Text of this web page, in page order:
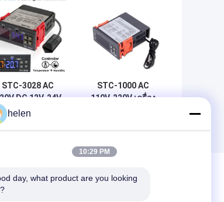
STC-3028 AC
DC 12V-24V
ดิจิทัลควบคุม
วามชื้น อุปกรณ์
STC-1000 AC
110V-220V เครื่อง
อร์โมสเตต
helen
10:29 PM
day, what product are you looking